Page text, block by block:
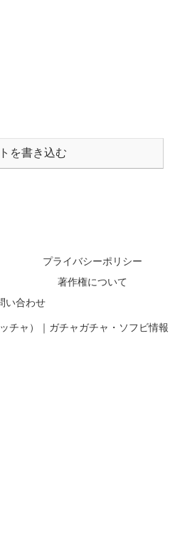
を書き込む
プライバシーポリシー
著作権について
い合わせ
チャ）｜ガチャガチャ・ソフビ情報